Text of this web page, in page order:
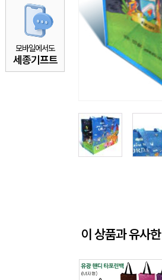
모바일에서도
세종기프트
이 상품과 유사한